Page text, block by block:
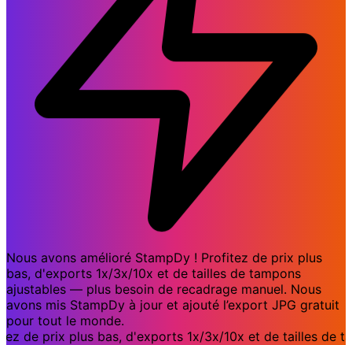
Nous avons amélioré StampDy ! Profitez de prix plus
bas, d'exports 1x/3x/10x et de tailles de tampons
ajustables — plus besoin de recadrage manuel. Nous
avons mis StampDy à jour et ajouté l’export JPG gratuit
pour tout le monde.
prix plus bas, d'exports 1x/3x/10x et de tailles de